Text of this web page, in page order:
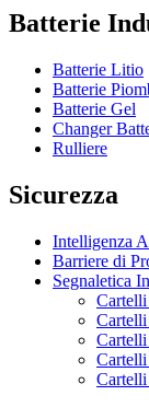
Batterie
Batterie Litio
Batterie
Batterie Gel
Changer
Rulliere
Sicurezza
Intelligenza
Barriere di
Segnaletica